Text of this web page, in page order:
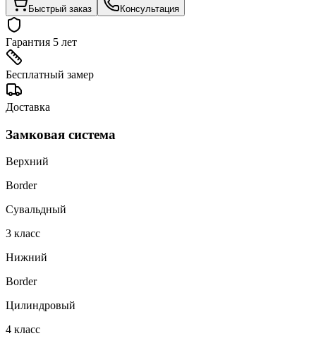
Быстрый заказ Консультация
Гарантия 5 лет
Бесплатный замер
Доставка
Замковая система
Верхний
Border
Сувальдный
3 класс
Нижний
Border
Цилиндровый
4 класс